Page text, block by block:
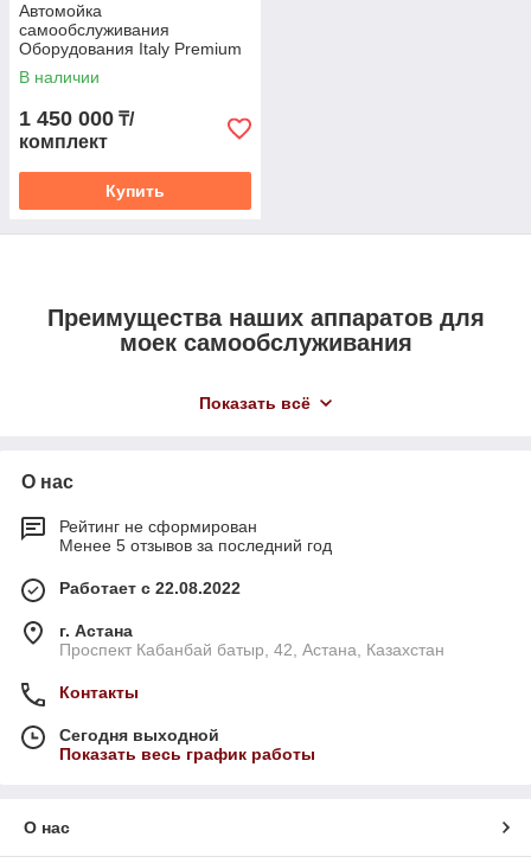
Автомойка
самообслуживания
Оборудования Italy Premium
LED экран
В наличии
1 450 000 ₸/
комплект
Купить
Преимущества наших аппаратов для
моек самообслуживания
Высокое качество
евростандартам качества и простота
Готовы к работе
прочные шланги, двигатель, терминал, реле
защиты и т.д.)
Гарантия
Показать всё
О нас
Рейтинг не сформирован
Менее 5 отзывов за последний год
Работает с 22.08.2022
г. Астана
Проспект Кабанбай батыр, 42, Астана, Казахстан
Контакты
Сегодня выходной
Показать весь график работы
О нас